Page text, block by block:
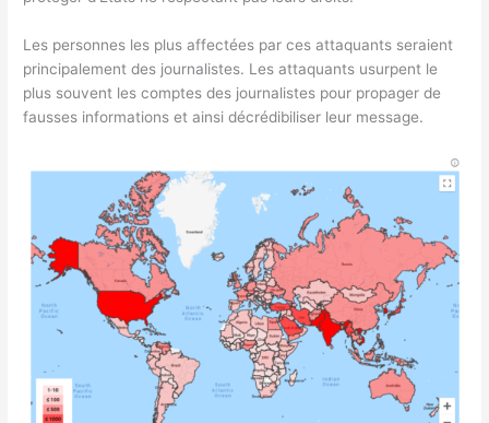
Les personnes les plus affectées par ces attaquants seraient
principalement des journalistes. Les attaquants usurpent le
plus souvent les comptes des journalistes pour propager de
fausses informations et ainsi décrédibiliser leur message.